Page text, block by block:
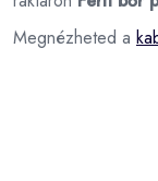
Megnézheted a